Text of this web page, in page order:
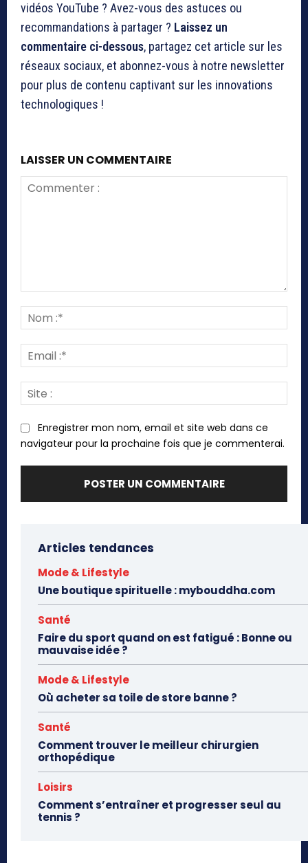
vidéos YouTube ? Avez-vous des astuces ou
recommandations à partager ? Laissez un
commentaire ci-dessous, partagez cet article sur les
réseaux sociaux, et abonnez-vous à notre newsletter
pour plus de contenu captivant sur les innovations
technologiques !
LAISSER UN COMMENTAIRE
:*
:*
:
Enregistrer mon nom, email et site web dans ce
navigateur pour la prochaine fois que je commenterai.
Articles tendances
Mode & Lifestyle
Une boutique spirituelle : mybouddha.com
Santé
Faire du sport quand on est fatigué : Bonne ou
mauvaise idée ?
Mode & Lifestyle
Où acheter sa toile de store banne ?
Santé
Comment trouver le meilleur chirurgien
orthopédique
Loisirs
Comment s’entraîner et progresser seul au
tennis ?